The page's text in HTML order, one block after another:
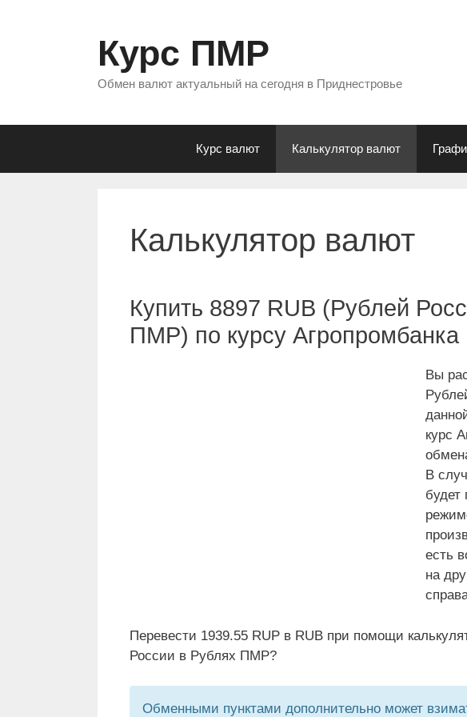
Курс ПМР
Обмен валют актуальный на сегодня в Приднестровье
Курс валют Калькулятор валют
Калькулятор валют
Купить 8897 RUB (Рублей
ПМР) по курсу Агропромбанка
Вы
курс
В
будет
есть
на
Перевести 1939.55 RUP в RUB при помощи
России в Рублях ПМР?
Обменными пунктами дополнительно может